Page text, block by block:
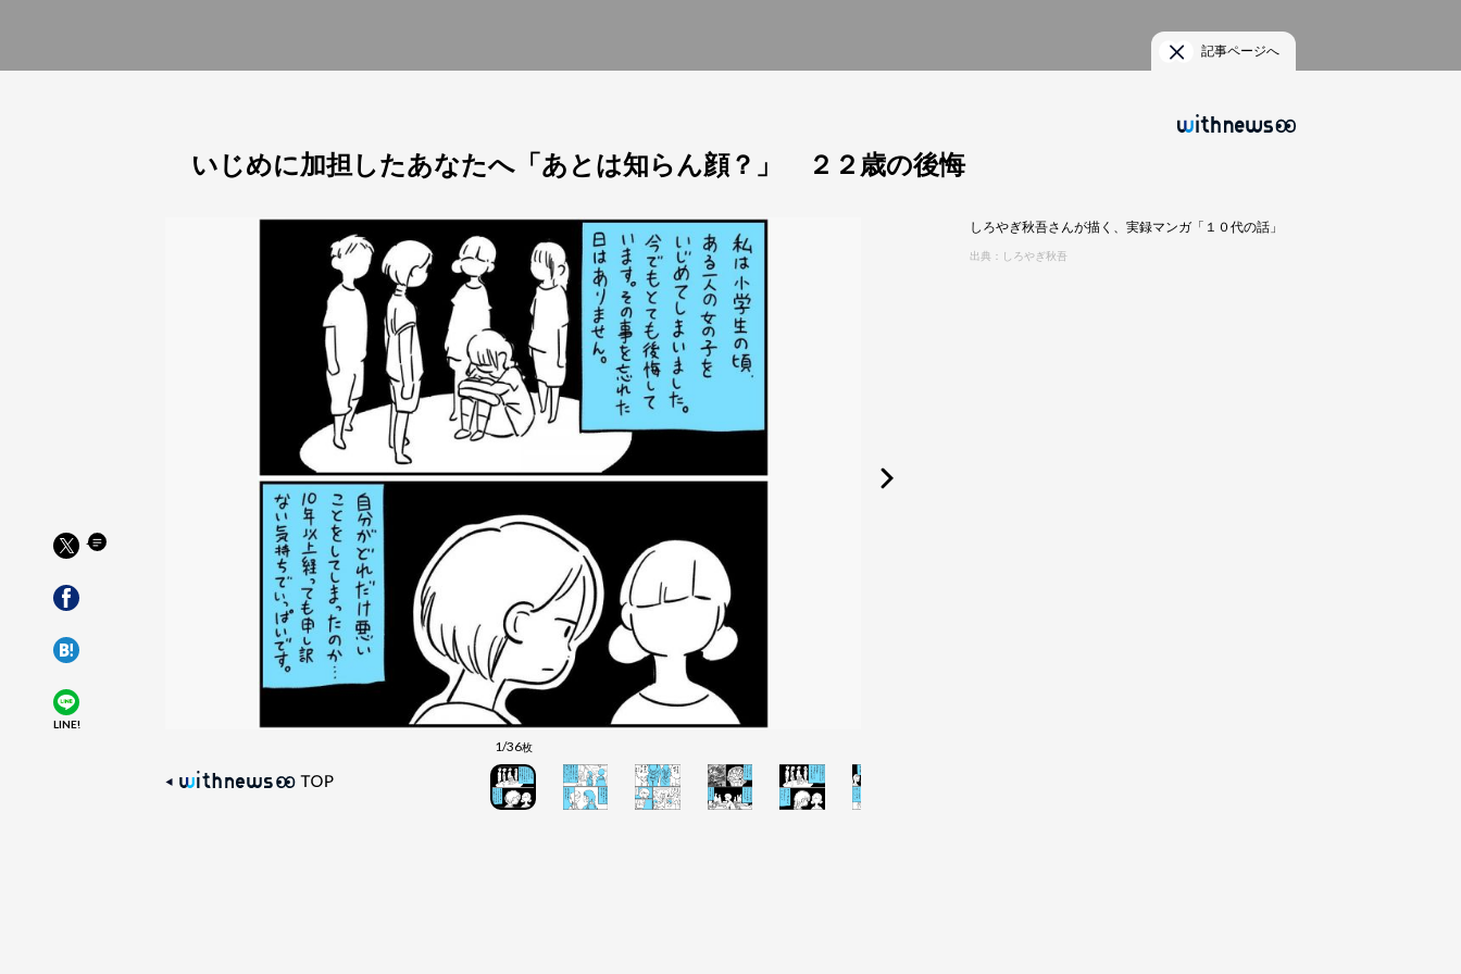
LINE!
記事ページへ
いじめに加担したあなたへ「あとは知らん顔？」 ２２歳の後悔
1/36枚
しろやぎ秋吾さんが描く、実録マンガ「１０代の話」
出典：しろやぎ秋吾